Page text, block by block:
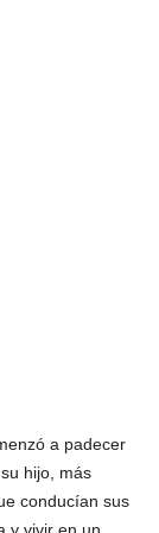
a padecer
hijo, más
conducían sus